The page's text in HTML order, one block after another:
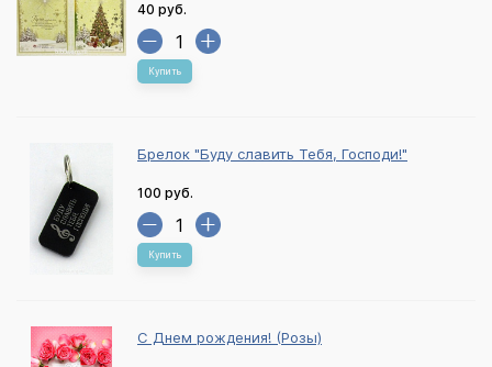
40 руб.
Купить
Брелок "Буду славить Тебя, Господи!"
100 руб.
Купить
С Днем рождения! (Розы)